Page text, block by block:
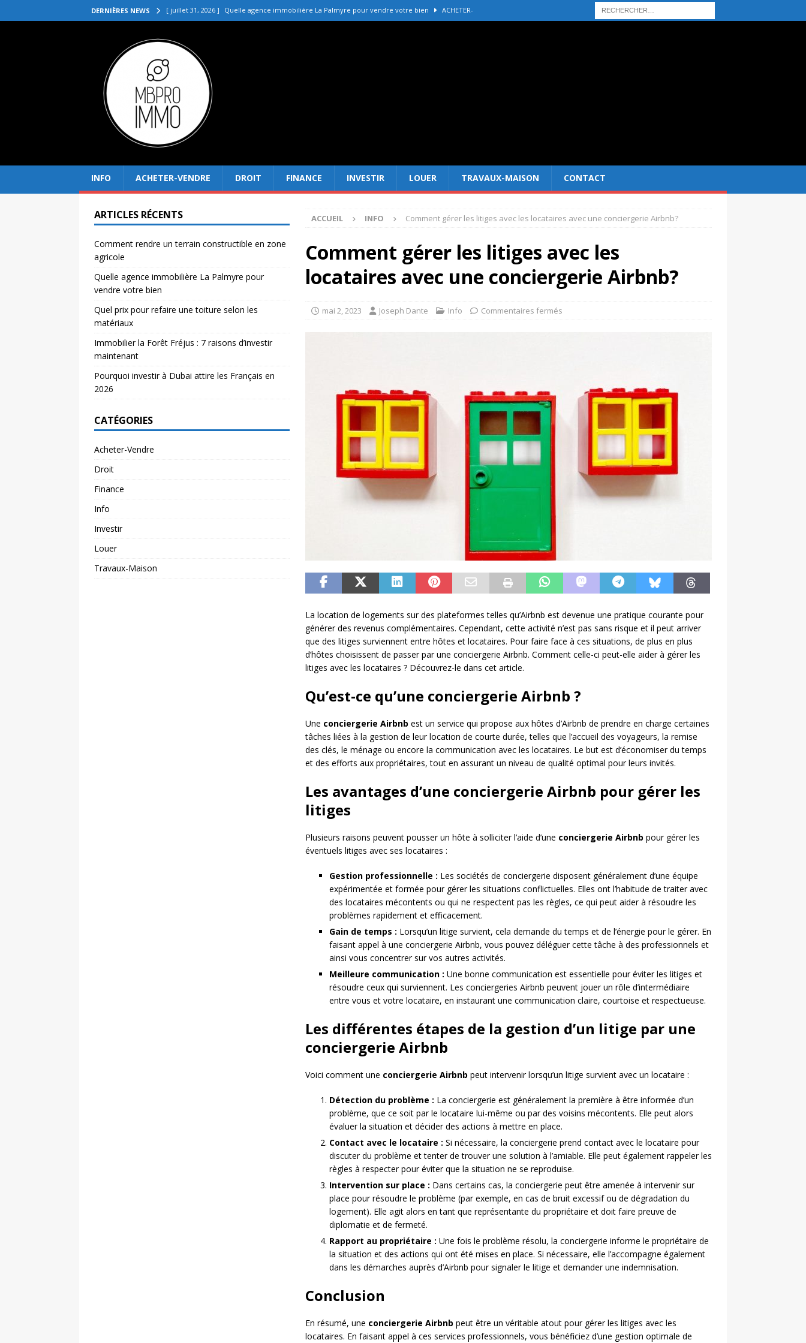
DERNIÈRES NEWS [ juillet 31, 2026 ] Quelle agence immobilière La Palmyre pour vendre votre bien ACHETER-
[ juillet 27, 2026 ]
[ juillet 23, 2026 ]
[ juillet 19, 2026 ]
[ août 4, 2026 ]
INFO ACHETER-VENDRE DROIT FINANCE INVESTIR LOUER TRAVAUX-MAISON CONTACT
ACCUEIL INFO Comment gérer les litiges avec les locataires avec une conciergerie Airbnb?
Comment gérer les litiges avec les
locataires avec une conciergerie Airbnb?
mai 2, 2023 Joseph Dante Info Commentaires fermés
La location de logements sur des plateformes telles qu’Airbnb est devenue une pratique courante pour
générer des revenus complémentaires. Cependant, cette activité n’est pas sans risque et il peut arriver
que des litiges surviennent entre hôtes et locataires. Pour faire face à ces situations, de plus en plus
d’hôtes choisissent de passer par une conciergerie Airbnb. Comment celle-ci peut-elle aider à gérer les
litiges avec les locataires ? Découvrez-le dans cet article.
Qu’est-ce qu’une conciergerie Airbnb ?
Une conciergerie Airbnb est un service qui propose aux hôtes d’Airbnb de prendre en charge certaines
tâches liées à la gestion de leur location de courte durée, telles que l’accueil des voyageurs, la remise
des clés, le ménage ou encore la communication avec les locataires. Le but est d’économiser du temps
et des efforts aux propriétaires, tout en assurant un niveau de qualité optimal pour leurs invités.
Les avantages d’une conciergerie Airbnb pour gérer les
litiges
Plusieurs raisons peuvent pousser un hôte à solliciter l’aide d’une conciergerie Airbnb pour gérer les
éventuels litiges avec ses locataires :
Gestion professionnelle : Les sociétés de conciergerie disposent généralement d’une équipe
expérimentée et formée pour gérer les situations conflictuelles. Elles ont l’habitude de traiter avec
des locataires mécontents ou qui ne respectent pas les règles, ce qui peut aider à résoudre les
problèmes rapidement et efficacement.
Gain de temps : Lorsqu’un litige survient, cela demande du temps et de l’énergie pour le gérer. En
faisant appel à une conciergerie Airbnb, vous pouvez déléguer cette tâche à des professionnels et
ainsi vous concentrer sur vos autres activités.
Meilleure communication : Une bonne communication est essentielle pour éviter les litiges et
résoudre ceux qui surviennent. Les conciergeries Airbnb peuvent jouer un rôle d’intermédiaire
entre vous et votre locataire, en instaurant une communication claire, courtoise et respectueuse.
Les différentes étapes de la gestion d’un litige par une
conciergerie Airbnb
Voici comment une conciergerie Airbnb peut intervenir lorsqu’un litige survient avec un locataire :
Détection du problème : La conciergerie est généralement la première à être informée d’un
problème, que ce soit par le locataire lui-même ou par des voisins mécontents. Elle peut alors
évaluer la situation et décider des actions à mettre en place.
Contact avec le locataire : Si nécessaire, la conciergerie prend contact avec le locataire pour
discuter du problème et tenter de trouver une solution à l’amiable. Elle peut également rappeler les
règles à respecter pour éviter que la situation ne se reproduise.
Intervention sur place : Dans certains cas, la conciergerie peut être amenée à intervenir sur
place pour résoudre le problème (par exemple, en cas de bruit excessif ou de dégradation du
logement). Elle agit alors en tant que représentante du propriétaire et doit faire preuve de
diplomatie et de fermeté.
Rapport au propriétaire : Une fois le problème résolu, la conciergerie informe le propriétaire de
la situation et des actions qui ont été mises en place. Si nécessaire, elle l’accompagne également
dans les démarches auprès d’Airbnb pour signaler le litige et demander une indemnisation.
Conclusion
En résumé, une conciergerie Airbnb peut être un véritable atout pour gérer les litiges avec les
locataires. En faisant appel à ces services professionnels, vous bénéficiez d’une gestion optimale de
ARTICLES RÉCENTS
Comment rendre un terrain constructible en zone
agricole
Quelle agence immobilière La Palmyre pour
vendre votre bien
Quel prix pour refaire une toiture selon les
matériaux
Immobilier la Forêt Fréjus : 7 raisons d’investir
maintenant
Pourquoi investir à Dubai attire les Français en
2026
CATÉGORIES
Acheter-Vendre
Droit
Finance
Info
Investir
Louer
Travaux-Maison